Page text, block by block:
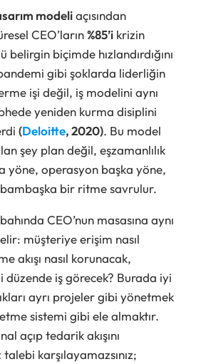
modeliaçısından
CEO’ların%85’ikrizin
biçimde hızlandırdığını
gibi şoklarda liderliğin
işi değil, iş modelini aynı
yeniden kurma disiplini
(Deloitte, 2020). Bu model
şey plan değil, eşzamanlılık
yöne, operasyon başka yöne,
bir ritme savrulur.
CEO’nun masasına aynı
müşteriye erişim nasıl
akışı nasıl korunacak,
düzende iş görecek? Burada iyi
ayrı projeler gibi yönetmek
sistemi gibi ele almaktır.
açıp tedarik akışını
karşılayamazsınız;